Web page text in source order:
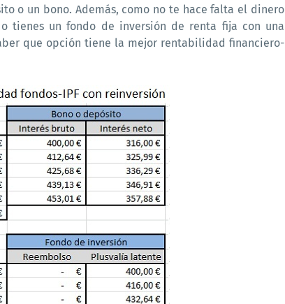
o un bono. Además, como no te hace falta el dinero
tienes un fondo de inversión de renta fija con una
que opción tiene la mejor rentabilidad financiero-